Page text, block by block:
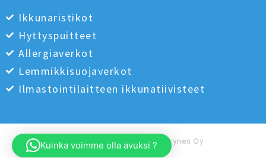
Ikkunaristikot
Hyttyspuitteet
Allergiaverkot
Lemmikkisuojaverkot
Ilmastointilaitteen ikkunatiivisteet
© 2022 Puukomponentti Väyrynen Oy
Nimike lisätty ostoskoriin.
0 nimikettä -
Kuinka voimme olla avuksi ?